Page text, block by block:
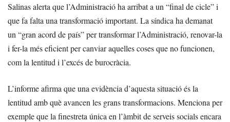
Salinas alerta que l’Administració ha arribat a un “final de cicle” i
que fa falta una transformació important. La síndica ha demanat
un “gran acord de país” per transformar l’Administració, renovar-la
i fer-la més eficient per canviar aquelles coses que no funcionen,
com la lentitud i l’excés de burocràcia.
L’informe afirma que una evidència d’aquesta situació és la
lentitud amb què avancen les grans transformacions. Menciona per
exemple que la finestreta única en l’àmbit de serveis socials encara